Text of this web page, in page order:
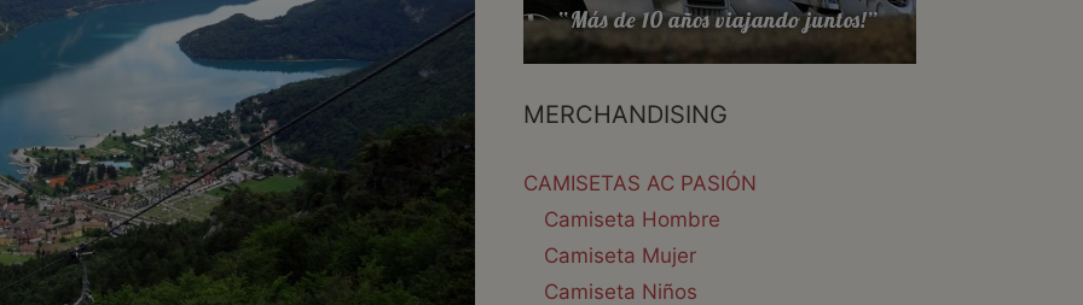
MERCHANDISING
CAMISETAS AC PASIÓN
Camiseta Hombre
Camiseta Mujer
Camiseta Niños